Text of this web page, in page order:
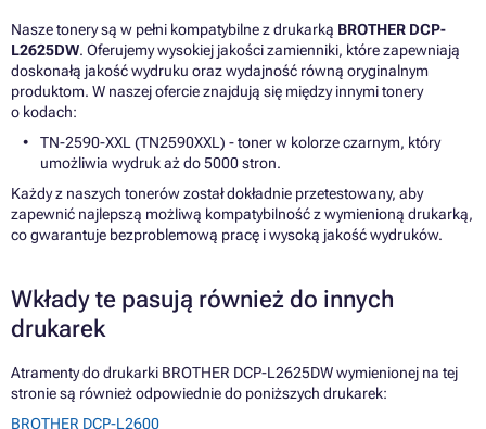
Nasze tonery są w pełni kompatybilne z drukarką BROTHER DCP-
L2625DW. Oferujemy wysokiej jakości zamienniki, które zapewniają
doskonałą jakość wydruku oraz wydajność równą oryginalnym
produktom. W naszej ofercie znajdują się między innymi tonery
o kodach:
TN-2590-XXL (TN2590XXL) - toner w kolorze czarnym, który
umożliwia wydruk aż do 5000 stron.
Każdy z naszych tonerów został dokładnie przetestowany, aby
zapewnić najlepszą możliwą kompatybilność z wymienioną drukarką,
co gwarantuje bezproblemową pracę i wysoką jakość wydruków.
Wkłady te pasują również do innych
drukarek
Atramenty do drukarki BROTHER DCP-L2625DW wymienionej na tej
stronie są również odpowiednie do poniższych drukarek:
BROTHER DCP-L2600